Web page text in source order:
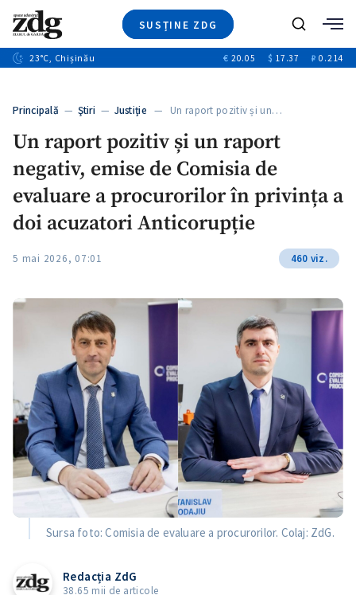
SUSȚINE ZDG
Ştiri
+6
Special
+1
Blog
+2
ZdGust
Caută
23°C, Chișinău € 20.05 $ 17.37 ₽ 0.214
Principală — Ştiri — Justiție— Un raport pozitiv și un…
Un raport pozitiv și un raport
negativ, emise de Comisia de
evaluare a procurorilor în privința a
doi acuzatori Anticorupție
5 mai 2026, 07:01 460 viz.
Sursa foto: Comisia de evaluare a procurorilor. Colaj: ZdG.
Redacția ZdG
38.65 mii de articole